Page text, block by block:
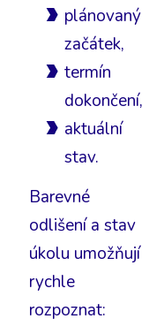
plánovaný
začátek,
termín
dokončení,
aktuální
stav.
Barevné
odlišení a stav
úkolu umožňují
rychle
rozpoznat: